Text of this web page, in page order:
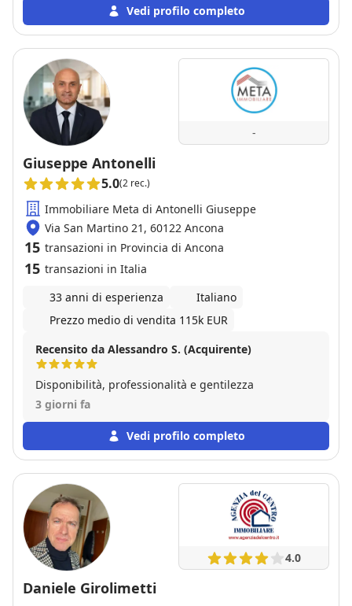
Vedi profilo completo
-
Giuseppe Antonelli
5.0(2 rec.)
Immobiliare Meta di Antonelli Giuseppe
Via San Martino 21, 60122 Ancona
15 transazioni in Provincia di Ancona
15 transazioni in Italia
33 anni di esperienza
Italiano
Prezzo medio di vendita 115k EUR
Recensito da Alessandro S. (Acquirente)
Disponibilità, professionalità e gentilezza
3 giorni fa
Vedi profilo completo
4.0
Daniele Girolimetti